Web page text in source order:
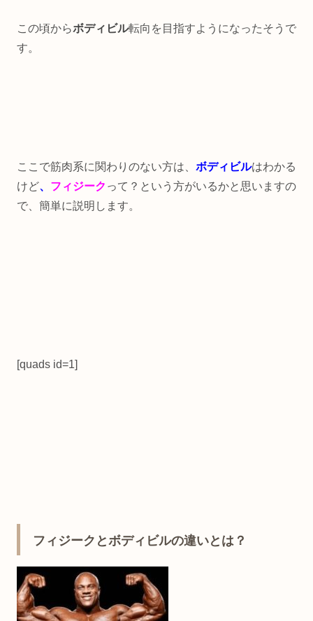
この頃からボディビル転向を目指すようになったそうで
す。
ここで筋肉系に関わりのない方は、 ボディビルはわかる
けど、 フィジーク って？という方がいるかと思いますの
で、簡単に説明します。
[quads id=1]
フィジークとボディビルの違いとは？